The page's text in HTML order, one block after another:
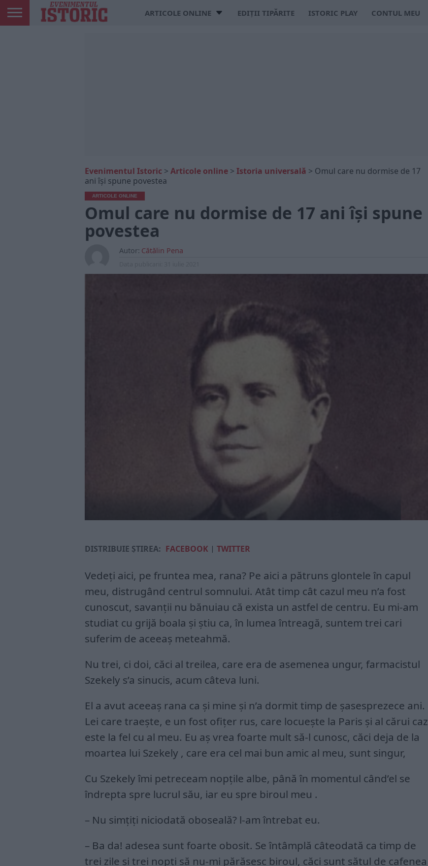
ARTICOLE ONLINE EDIȚII TIPĂRITE ISTORIC PLAY CONTUL MEU
Evenimentul Istoric > Articole online > Istoria universală > Omul care nu dormise de 17
ani își spune povestea
ARTICOLE ONLINE
Omul care nu dormise de 17 ani își spune
povestea
Autor: Cătălin Pena
DISTRIBUIE ȘTIREA: FACEBOOK | TWITTER
Vedeţi aici, pe fruntea mea, rana? Pe aici a pătruns glontele în capul
meu, distrugând centrul somnului. Atât timp cât cazul meu n’a fost
cunoscut, savanţii nu bănuiau că exista un astfel de centru. Eu mi-am
studiat cu grijă boala şi ştiu ca, în lumea întreagă, suntem trei cari
suferim de aceeaş meteahmă.
Nu trei, ci doi, căci al treilea, care era de asemenea ungur, farmacistul
Szekely s’a sinucis, acum câteva luni.
El a avut aceeaş rana ca și mine şi n’a dormit timp de şasesprezece ani.
Lei care traeşte, e un fost ofiţer rus, care locueşte la Paris şi al cărui caz
este la fel cu al meu. Eu aş vrea foarte mult să-l cunosc, căci deja de la
moartea lui Szekely , care era cel mai bun amic al meu, sunt singur,
Cu Szekely îmi petreceam nopţile albe, până în momentul când’el se
îndrepta spre lucrul său, iar eu spre biroul meu .
– Nu simţiţi niciodată oboseală? l-am întrebat eu.
– Ba da! adesea sunt foarte obosit. Se întâmplă câteodată ca timp de
trei zile şi trei nopţi să nu-mi părăsesc biroul, căci sunt sătul de cafenea